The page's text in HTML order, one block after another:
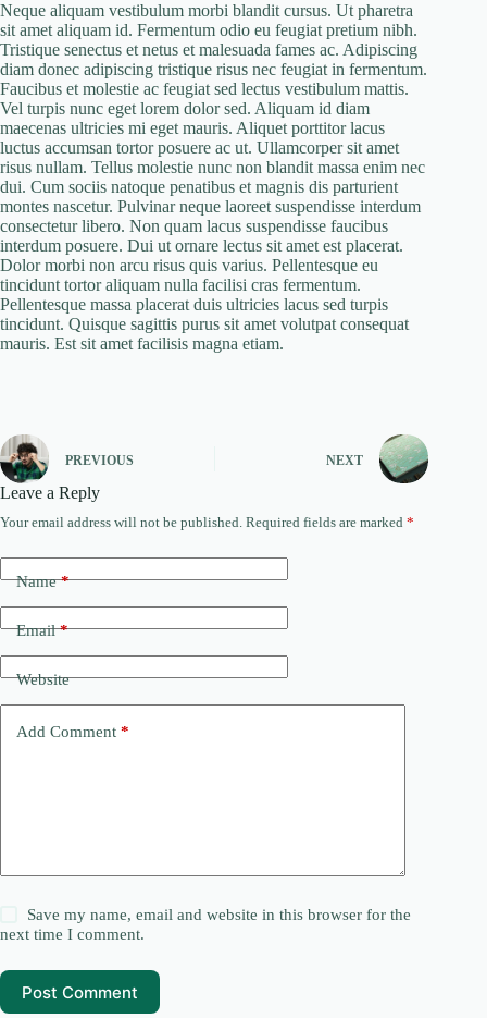
Neque aliquam vestibulum morbi blandit cursus. Ut pharetra
sit amet aliquam id. Fermentum odio eu feugiat pretium nibh.
Tristique senectus et netus et malesuada fames ac. Adipiscing
diam donec adipiscing tristique risus nec feugiat in fermentum.
Faucibus et molestie ac feugiat sed lectus vestibulum mattis.
Vel turpis nunc eget lorem dolor sed. Aliquam id diam
maecenas ultricies mi eget mauris. Aliquet porttitor lacus
luctus accumsan tortor posuere ac ut. Ullamcorper sit amet
risus nullam. Tellus molestie nunc non blandit massa enim nec
dui. Cum sociis natoque penatibus et magnis dis parturient
montes nascetur. Pulvinar neque laoreet suspendisse interdum
consectetur libero. Non quam lacus suspendisse faucibus
interdum posuere. Dui ut ornare lectus sit amet est placerat.
Dolor morbi non arcu risus quis varius. Pellentesque eu
tincidunt tortor aliquam nulla facilisi cras fermentum.
Pellentesque massa placerat duis ultricies lacus sed turpis
tincidunt. Quisque sagittis purus sit amet volutpat consequat
mauris. Est sit amet facilisis magna etiam.
PREVIOUS NEXT
Leave a Reply
Your email address will not be published. Required fields are marked *
Name*
Email*
Website
Add Comment *
Save my name, email and website in this browser for the
next time I comment.
Post Comment